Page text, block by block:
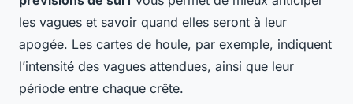
les vagues et savoir quand elles seront à leur
apogée. Les cartes de houle, par exemple, indiquent
l’intensité des vagues attendues, ainsi que leur
période entre chaque crête.